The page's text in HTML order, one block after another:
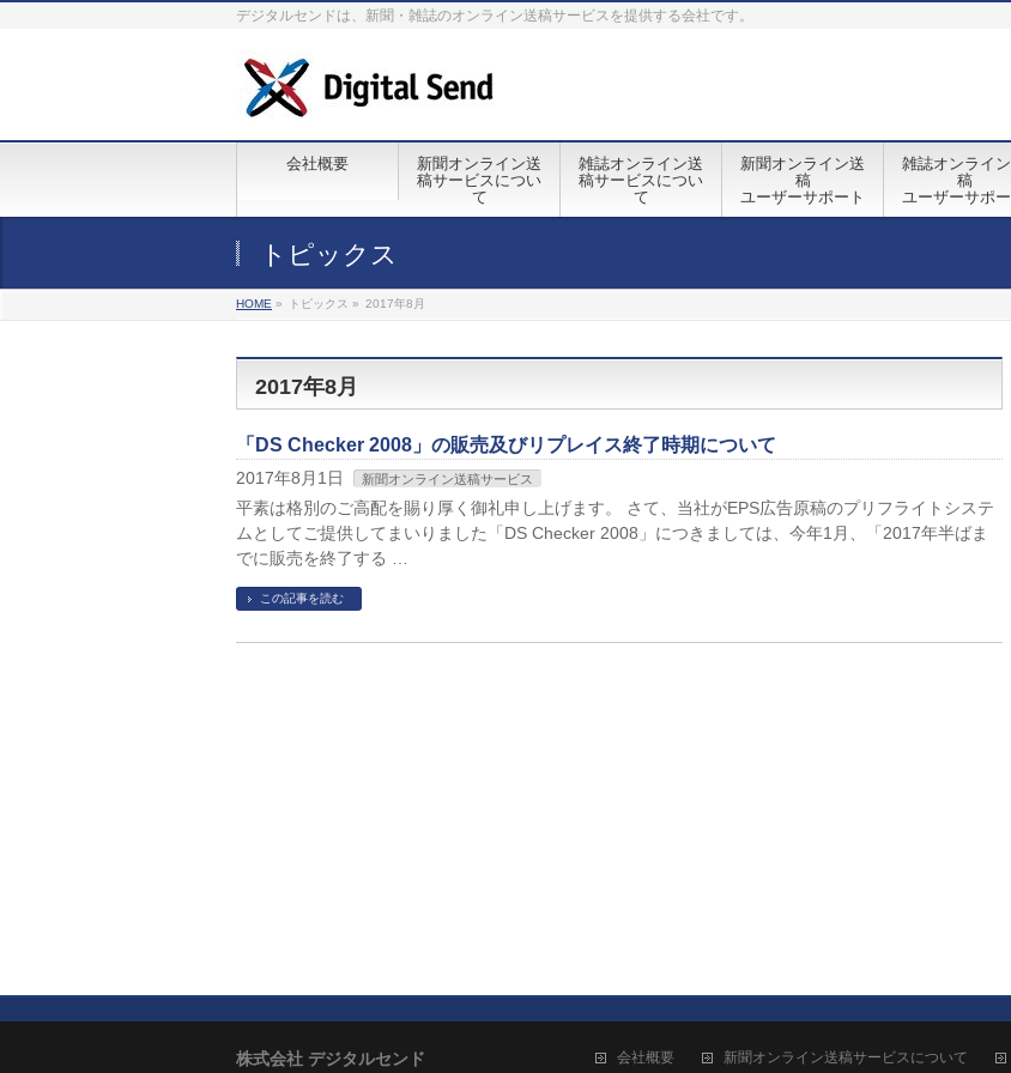
デジタルセンドは、新聞・雑誌のオンライン送稿サービスを提供する会社です。
会社概要
新聞オンライン送
稿サービスについ
て
雑誌オンライン送
稿サービスについ
て
新聞オンライン送
稿
ユーザーサポート
雑誌オンライ
稿
ユーザーサポー
トピックス
HOME » トピックス » 2017年8月
2017年8月
「DS Checker 2008」の販売及びリプレイス終了時期について
2017年8月1日 新聞オンライン送稿サービス
平素は格別のご高配を賜り厚く御礼申し上げます。 さて、当社がEPS広告原稿のプリフライトシステ
ムとしてご提供してまいりました「DS Checker 2008」につきましては、今年1月、「2017年半ばま
でに販売を終了する …
この記事を読む
株式会社 デジタルセンド 会社概要 新聞オンライン送稿サービスについて